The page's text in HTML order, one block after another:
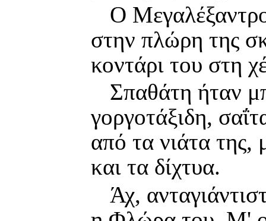
Ο
στην πλώρη της
κοντάρι του στη
Σπαθάτη ήταν
γοργοτάξιδη,
από τα νιάτα της,
και τα δίχτυα.
Άχ,